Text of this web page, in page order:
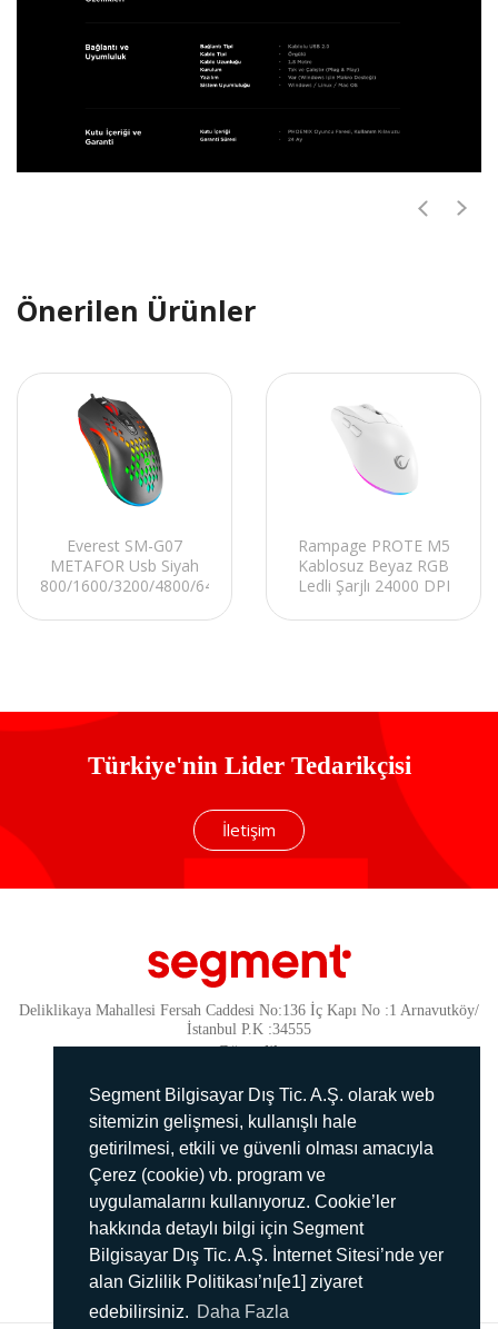
Segment Bilgisayar Dış Tic. A.Ş. olarak web
sitemizin gelişmesi, kullanışlı hale
getirilmesi, etkili ve güvenli olması amacıyla
Çerez (cookie) vb. program ve
uygulamalarını kullanıyoruz. Cookie’ler
hakkında detaylı bilgi için Segment
Bilgisayar Dış Tic. A.Ş. İnternet Sitesi’nde yer
alan Gizlilik Politikası’nı[e1] ziyaret
edebilirsiniz. Daha Fazla
Önerilen Ürünler
Everest SM-G07
METAFOR Usb Siyah
800/1600/3200/4800/6400
Mouse
Rampage PROTE M5
Kablosuz Beyaz RGB
Ledli Şarjlı 24000 DPI
Oyuncu Mouse
Türkiye'nin Lider Tedarikçisi
İletişim
Deliklikaya Mahallesi Fersah Caddesi No:136 İç Kapı No :1 Arnavutköy/
İstanbul P.K :34555
Güvenlik
KVKK Politikamız
Gizlilik Politikamız
Aydınlatma Metni
İmha Politikası
444 78 99
info@segment.com.tr